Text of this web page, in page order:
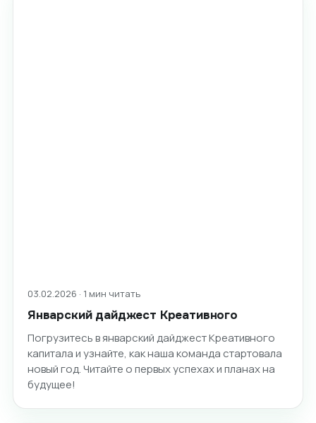
03.02.2026 · 1 мин читать
Январский дайджест Креативного
Погрузитесь в январский дайджест Креативного
капитала и узнайте, как наша команда стартовала
новый год. Читайте о первых успехах и планах на
будущее!